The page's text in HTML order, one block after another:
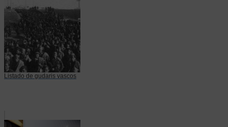
Listado de gudaris vascos